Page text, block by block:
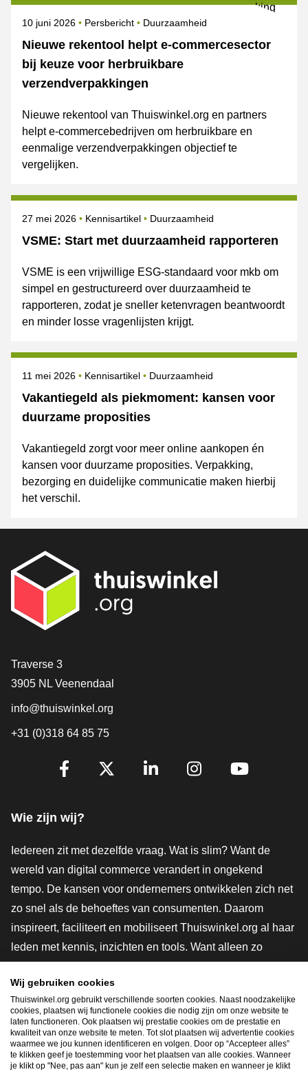
Nieuwe rekentool helpt e-commercesector
bij keuze voor herbruikbare
verzendverpakkingen
Gepubliceerd op
10 juni 2026 Categorie
Persbericht Onderwerpen
Duurzaamheid
Nieuwe rekentool van Thuiswinkel.org en partners
helpt e-commercebedrijven om herbruikbare en
eenmalige verzendverpakkingen objectief te
vergelijken.
VSME: Start met duurzaamheid rapporteren
Gepubliceerd op
27 mei 2026 Kennisartikel Onderwerpen
Duurzaamheid
VSME is een vrijwillige ESG-standaard voor mkb om
simpel en gestructureerd over duurzaamheid te
rapporteren, zodat je sneller ketenvragen beantwoordt
en minder losse vragenlijsten krijgt.
Vakantiegeld als piekmoment: kansen voor
duurzame proposities
Gepubliceerd op
11 mei 2026 Kennisartikel Onderwerpen
Duurzaamheid
Vakantiegeld zorgt voor meer online aankopen én
kansen voor duurzame proposities. Verpakking,
bezorging en duidelijke communicatie maken hierbij
het verschil.
Contact
Traverse 3
3905 NL Veenendaal
info@thuiswinkel.org
+31 (0)318 64 85 75
Volg je ons al?
Wie zijn wij?
Iedereen zit met dezelfde vraag. Wat is slim? Want de
wereld van digital commerce verandert in ongekend
tempo. De kansen voor ondernemers ontwikkelen zich net
zo snel als de behoeftes van consumenten. Daarom
inspireert, faciliteert en mobiliseert Thuiswinkel.org al haar
leden met kennis, inzichten en tools. Want alleen zo
innovatievere toekomst. Dus groei ook mee en maak
shoppen slimmer.
Lid worden
Wij gebruiken cookies
Thuiswinkel.org gebruikt verschillende soorten cookies. Naast noodzakelijke
cookies, plaatsen wij functionele cookies die nodig zijn om onze website te
laten functioneren. Ook plaatsen wij prestatie cookies om de prestatie en
kwaliteit van onze website te meten. Tot slot plaatsen wij advertentie cookies
waarmee we jou kunnen identificeren en volgen. Door op “Accepteer alles”
te klikken geef je toestemming voor het plaatsen van alle cookies. Wanneer
je klikt op "Nee, pas aan" kun je zelf een selectie maken en wanneer je klikt